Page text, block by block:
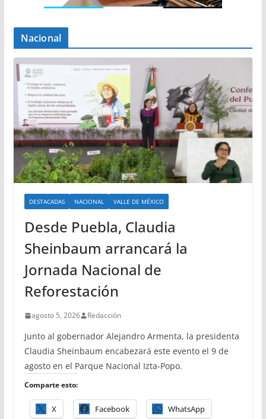
Nacional
DESTACADAS NACIONAL VALLE DE MÉXICO
Desde Puebla, Claudia
Sheinbaum arrancará la
Jornada Nacional de
Reforestación
agosto 5, 2026 Redacción
Junto al gobernador Alejandro Armenta, la presidenta
Claudia Sheinbaum encabezará este evento el 9 de
agosto en el Parque Nacional Izta-Popo.
Comparte esto:
X Facebook WhatsApp